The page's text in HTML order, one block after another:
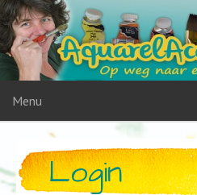
Menu
Login